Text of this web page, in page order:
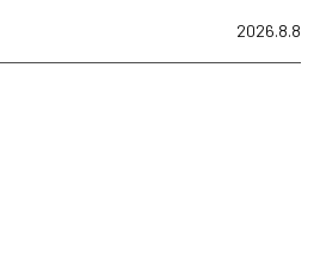
2026.8.8